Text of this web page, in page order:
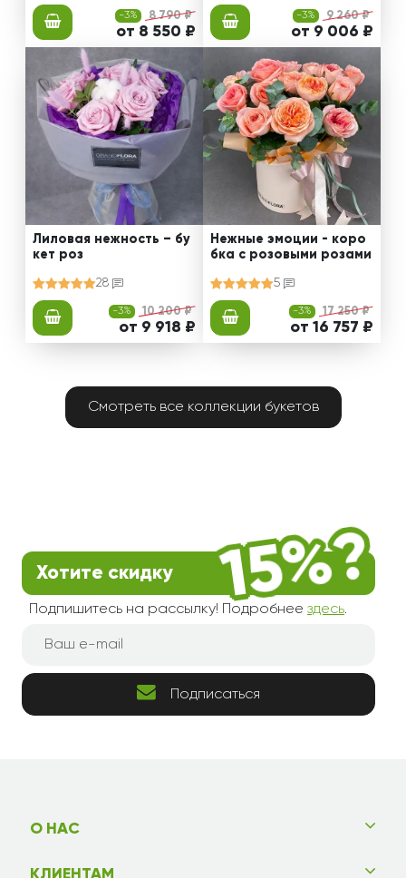
-3% 8 790 ₽
от 8 550 ₽
-3% 9 260 ₽
от 9 006 ₽
Лиловая нежность – бу
кет роз
28
-3% 10 200 ₽
от 9 918 ₽
Нежные эмоции - коро
бка с розовыми розами
5
-3% 17 250 ₽
от 16 757 ₽
Смотреть все коллекции букетов
Хотите скидку
Подпишитесь на рассылку! Подробнее здесь.
Подписаться
О НАС
КЛИЕНТАМ